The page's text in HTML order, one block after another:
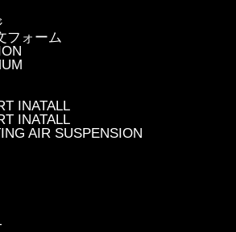
フォーム
INATALL
INATALL
AIR SUSPENSION